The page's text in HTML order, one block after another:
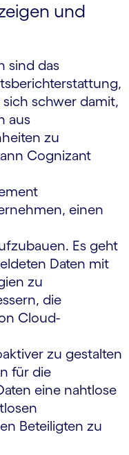
und
sind das
schwer damit,
aus
zu
Cognizant
einen
Es geht
Daten mit
zu
die
Cloud-
zu gestalten
für die
eine nahtlose
Beteiligten zu